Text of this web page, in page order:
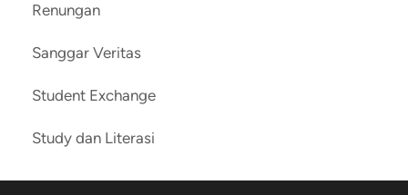
Renungan
Sanggar Veritas
Student Exchange
Study dan Literasi